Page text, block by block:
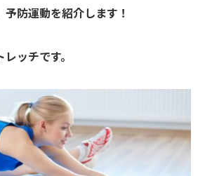
防運動を紹介します！
ッチです。